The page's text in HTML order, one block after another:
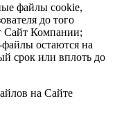
файлы cookie,
до того
Сайт Компании;
остаются на
срок или вплоть до
на Сайте